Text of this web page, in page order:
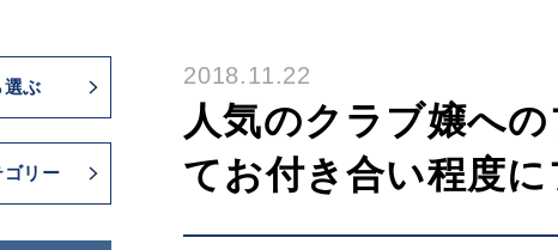
2018.11.22
人気のクラブ嬢へ
てお付き合い程度
ぶ
ゴリー